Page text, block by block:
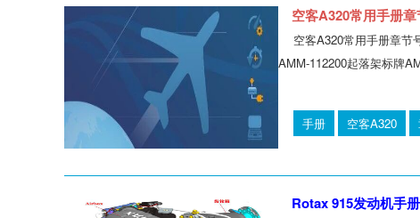
空客A320常用手册
空客A320常用手册章节
AMM-112200起落架标牌
手册 空客A320
Rotax 915发动机手